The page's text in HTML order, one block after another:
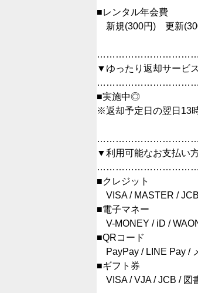
■レンタル年会費
新規(300円) 更新
▼ゆったり返却サービス
■実施中◎
※返却予定日の翌日13
▼利用可能なお支払い
■クレジット
VISA / MASTER /
■電子マネー
V-MONEY / iD /
■QRコード
PayPay / LINE Pay /
■ギフト券
VISA / VJA / JCB / 図